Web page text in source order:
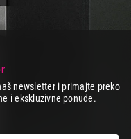
newsletter i primajte preko
i ekskluzivne ponude.